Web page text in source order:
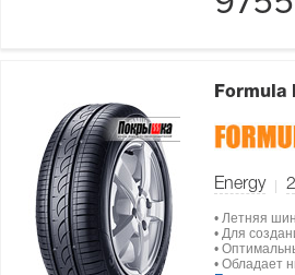
Formula
Energy
• Летняя
• Для
•
• Обладает